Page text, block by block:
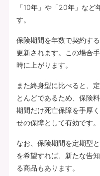
「10年」や「20年」など
す。
保険期間を年数で契約す
更新されます。この場合
時に上がります。
また終身型に比べると、
とんどであるため、保険
期間だけ死亡保障を手厚
せの保障として有効です。
なお、保険期間を定期型
を希望すれば、新たな告
る商品もあります。